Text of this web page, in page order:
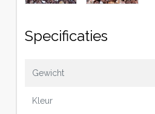
Specificaties
Gewicht
Kleur